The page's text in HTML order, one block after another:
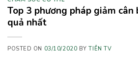
Top 3 phương pháp giảm cân
quả nhất
POSTED ON 03/10/2020 BYTIÊN TV